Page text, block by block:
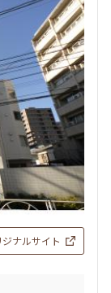
ジナルサイト